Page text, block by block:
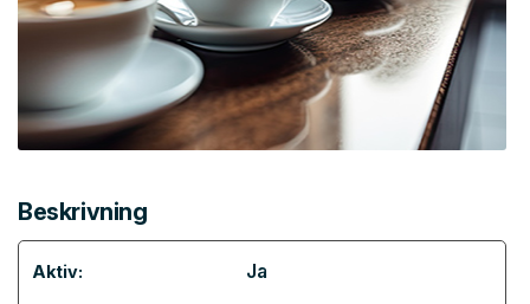
Beskrivning
Aktiv: Ja